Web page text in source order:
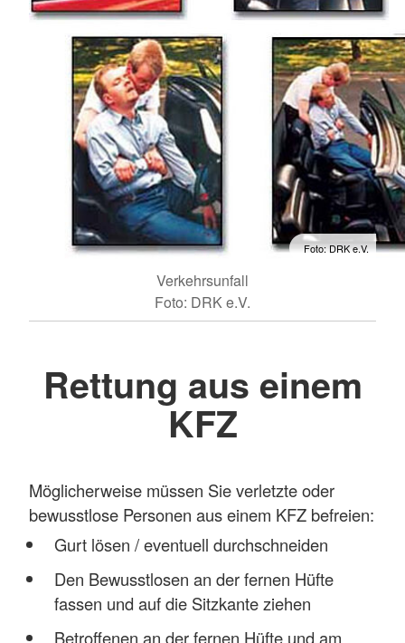
Foto: DRK e.V.
Verkehrsunfall
Foto: DRK e.V.
Rettung aus einem
KFZ
Möglicherweise müssen Sie verletzte oder
bewusstlose Personen aus einem KFZ befreien:
Gurt lösen / eventuell durchschneiden
Den Bewusstlosen an der fernen Hüfte
fassen und auf die Sitzkante ziehen
Betroffenen an der fernen Hüfte und am